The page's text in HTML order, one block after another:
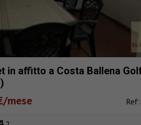
in affitto a Costa Ballena
mese